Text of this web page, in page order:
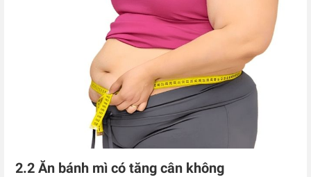
2.2 Ăn bánh mì có tăng cân không